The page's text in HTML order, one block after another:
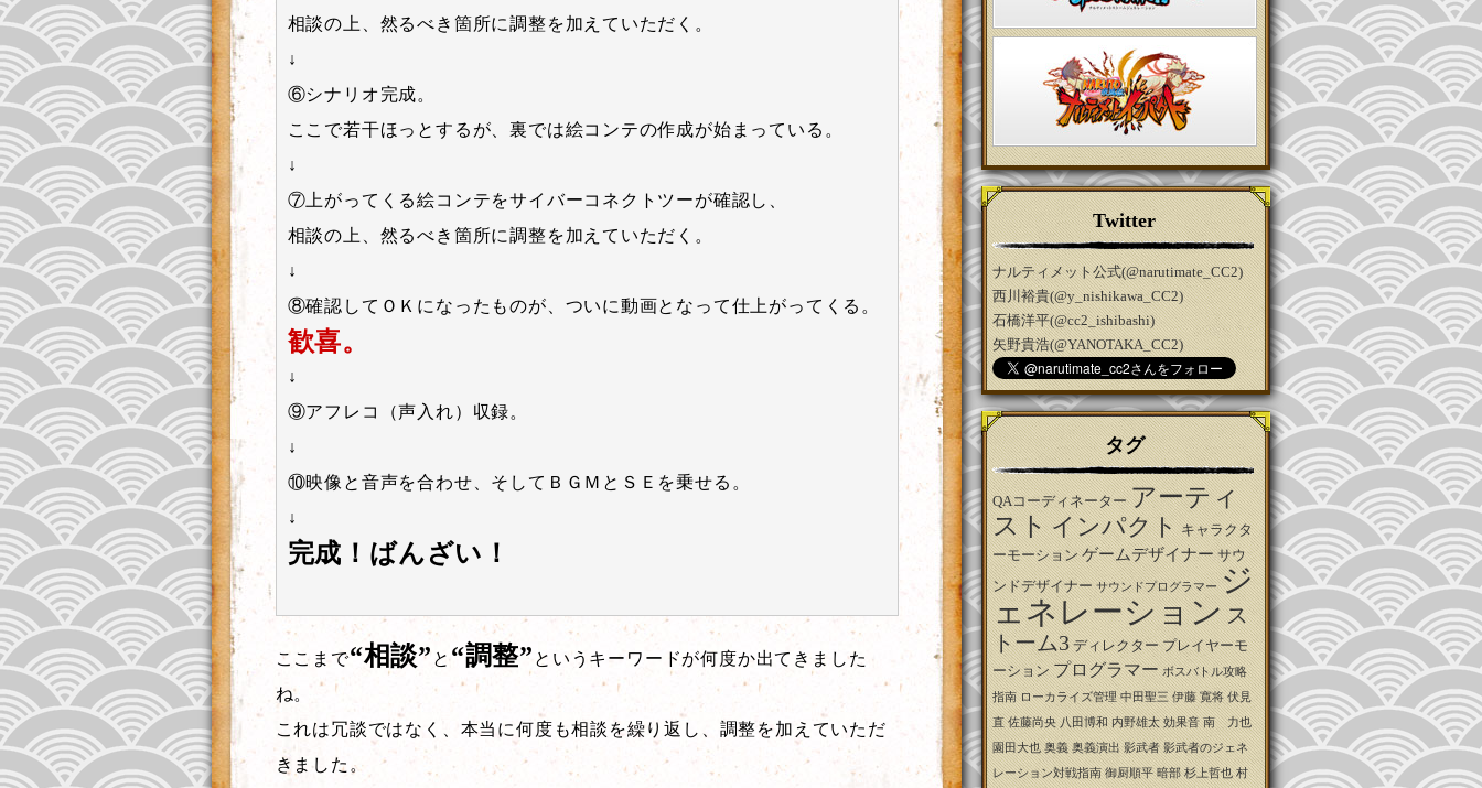
相談の上、然るべき箇所に調整を加えていただく。
↓
⑥シナリオ完成。
ここで若干ほっとするが、裏では絵コンテの作成が始まっている。
↓
⑦上がってくる絵コンテをサイバーコネクトツーが確認し、
相談の上、然るべき箇所に調整を加えていただく。
↓
⑧確認してＯＫになったものが、ついに動画となって仕上がってくる。
歓喜。
↓
⑨アフレコ（声入れ）収録。
↓
⑩映像と音声を合わせ、そしてＢＧＭとＳＥを乗せる。
↓
完成！ばんざい！
ここまで“相談” と“調整” というキーワードが何度か出てきました
ね。
これは冗談ではなく、本当に何度も相談を繰り返し、調整を加えていただ
きました。
Twitter
ナルティメット公式(@narutimate_CC2)
西川裕貴(@y_nishikawa_CC2)
石橋洋平(@cc2_ishibashi)
矢野貴浩(@YANOTAKA_CC2)
タグ
QAコーディネーター アーティ
ストインパクト キャラクタ
ーモーション ゲームデザイナー サウ
ンドデザイナー サウンドプログラマー ジ
ェネレーションス
トーム3 ディレクター プレイヤーモ
ーション プログラマー ボスバトル攻略
指南 ローカライズ管理 中田聖三 伊藤 寛将 伏見
直 佐藤尚央 八田博和 内野雄太 効果音 南 力也
園田大也 奥義 奥義演出 影武者 影武者のジェネ
レーション対戦指南 御厨順平 暗部 杉上哲也 村